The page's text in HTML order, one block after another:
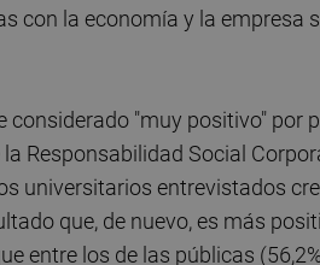
con la economía y la empresa
considerado "muy positivo" por
Responsabilidad Social
universitarios entrevistados
que, de nuevo, es más
entre los de las públicas